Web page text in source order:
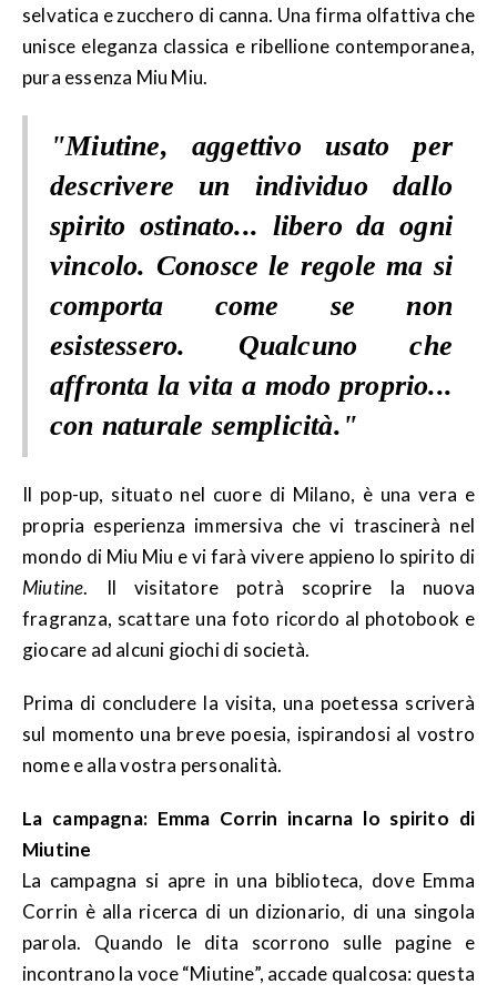
selvatica e zucchero di canna. Una firma olfattiva che
unisce eleganza classica e ribellione contemporanea,
pura essenza Miu Miu.
"Miutine, aggettivo usato per
descrivere un individuo dallo
spirito ostinato... libero da ogni
vincolo. Conosce le regole ma si
comporta come se non
esistessero. Qualcuno che
affronta la vita a modo proprio...
con naturale semplicità."
Il pop-up, situato nel cuore di Milano, è una vera e
propria esperienza immersiva che vi trascinerà nel
mondo di Miu Miu e vi farà vivere appieno lo spirito di
Miutine. Il visitatore potrà scoprire la nuova
fragranza, scattare una foto ricordo al photobook e
giocare ad alcuni giochi di società.
Prima di concludere la visita, una poetessa scriverà
sul momento una breve poesia, ispirandosi al vostro
nome e alla vostra personalità.
La campagna: Emma Corrin incarna lo spirito di
Miutine
La campagna si apre in una biblioteca, dove Emma
Corrin è alla ricerca di un dizionario, di una singola
parola. Quando le dita scorrono sulle pagine e
incontrano la voce “Miutine”, accade qualcosa: questa